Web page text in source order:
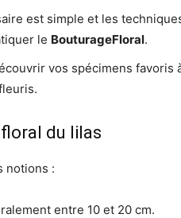
est simple et les
le BouturageFloral.
vos spécimens favoris
du lilas
notions :
entre 10 et 20 cm.